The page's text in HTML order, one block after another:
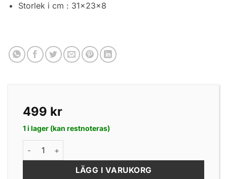
Storlek i cm : 31x23x8
499 kr
1 i lager (kan restnoteras)
Mikado Beteslåda Med Skum 2 Fack 31x23x8 CM mängd
LÄGG I VARUKORG